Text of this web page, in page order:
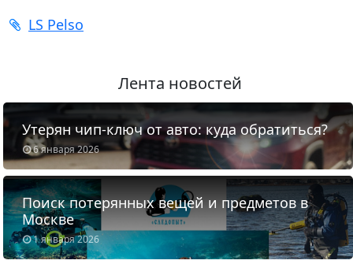
LS Pelso
Лента новостей
6 января 2026
Утерян чип-ключ от авто: куда обратиться?
1 января 2026
Поиск потерянных вещей и предметов в
Москве